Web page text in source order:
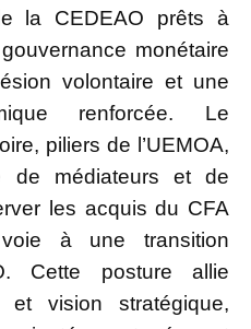
la CEDEAO prêts à
monétaire
volontaire et une
renforcée. Le
piliers de l’UEMOA,
de médiateurs et de
les acquis du CFA
à une transition
Cette posture allie
et vision stratégique,